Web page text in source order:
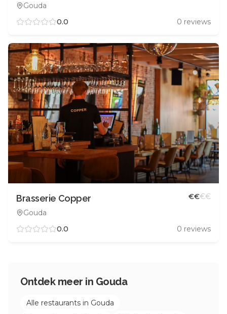
Gouda
0.0 0 reviews
Brasserie Copper
Gouda
€€€€
0.0 0 reviews
Ontdek meer in Gouda
Alle restaurants in Gouda